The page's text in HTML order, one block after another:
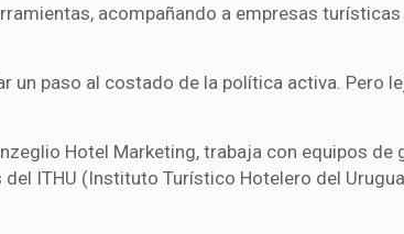
acompañando a empresas turísticas
un paso al costado de la política activa. Pero
Hotel Marketing, trabaja con equipos de
ITHU (Instituto Turístico Hotelero del